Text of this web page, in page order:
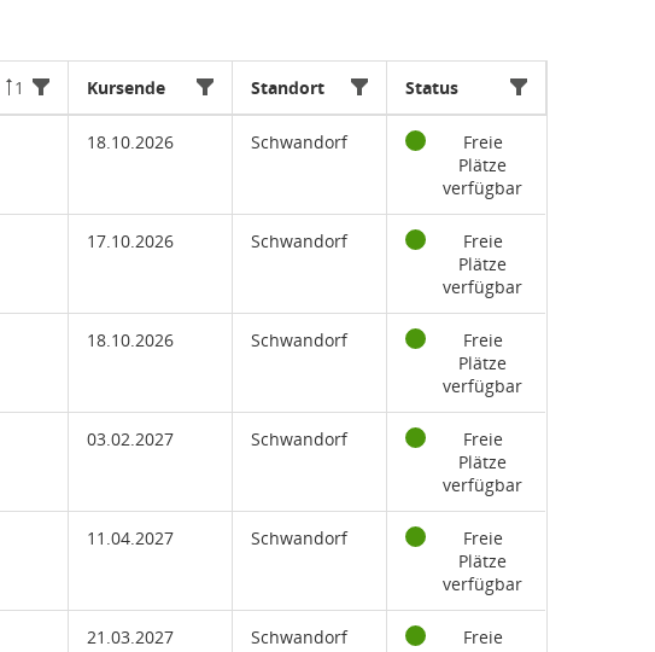
1 Kursende Standort Status
18.10.2026 Schwandorf
Freie
Plätze
verfügbar
17.10.2026 Schwandorf
Freie
Plätze
verfügbar
18.10.2026 Schwandorf
Freie
Plätze
verfügbar
03.02.2027 Schwandorf
Freie
Plätze
verfügbar
11.04.2027 Schwandorf
Freie
Plätze
verfügbar
21.03.2027 Schwandorf
Freie